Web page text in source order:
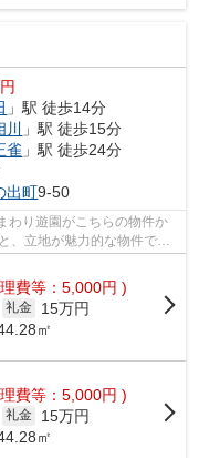
」駅 徒歩14分
川
」駅 徒歩15分
雀 」駅 徒歩24分
出町9-50
わり遊園がこちらの物件か
、立地が魅力的な物件で
費等：5,000円 )
礼金
15万円
㎡
費等：5,000円 )
礼金
15万円
㎡